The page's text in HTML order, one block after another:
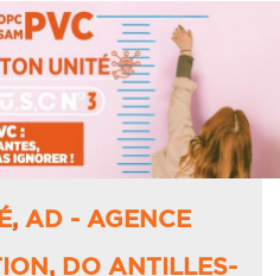
, AD - AGENCE
, DO ANTILLES-